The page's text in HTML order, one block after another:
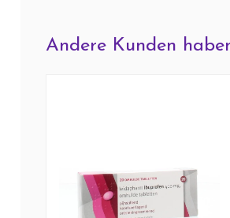
Andere Kunden